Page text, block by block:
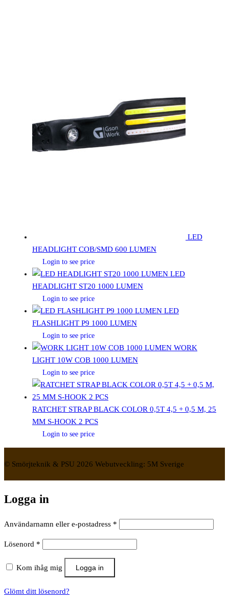
LED
HEADLIGHT COB/SMD 600 LUMEN
Login to see price
LED
HEADLIGHT ST20 1000 LUMEN
Login to see price
LED
FLASHLIGHT P9 1000 LUMEN
Login to see price
WORK
LIGHT 10W COB 1000 LUMEN
Login to see price
RATCHET STRAP BLACK COLOR 0,5T 4,5 + 0,5 M, 25
MM S-HOOK 2 PCS
Login to see price
© Smörjteknik & PSU 2026 Webutveckling: 5M Sverige
Logga in
Användarnamn eller e-postadress *
Lösenord *
Kom ihåg mig Logga in
Glömt ditt lösenord?